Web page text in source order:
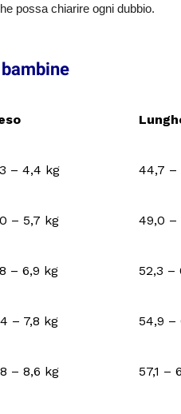
possa chiarire ogni dubbio.
– 4,4 kg 44,7 –
– 5,7 kg 49,0 –
– 6,9 kg 52,3 –
– 7,8 kg 54,9 –
– 8,6 kg 57,1 –